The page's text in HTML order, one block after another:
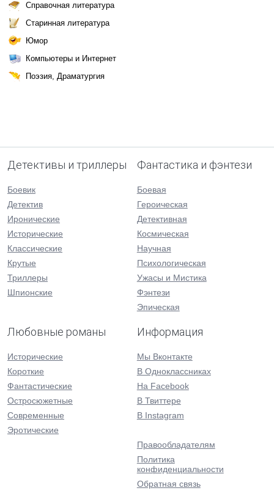
Справочная литература
Старинная литература
Юмор
Компьютеры и Интернет
Поэзия, Драматургия
Детективы и триллеры
Боевик
Детектив
Иронические
Исторические
Классические
Крутые
Триллеры
Шпионские
Фантастика и фэнтези
Боевая
Героическая
Детективная
Космическая
Научная
Психологическая
Ужасы и Мистика
Фэнтези
Эпическая
Любовные романы
Исторические
Короткие
Фантастические
Остросюжетные
Современные
Эротические
Информация
Мы Вконтакте
В Одноклассниках
На Facebook
В Твиттере
В Instagram
Правообладателям
Политика
конфиденциальности
Обратная связь